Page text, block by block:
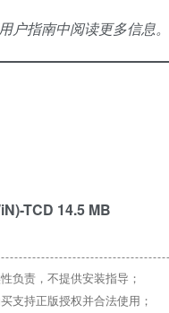
户指南中阅读更多信息。
TCD 14.5 MB
负责，不提供安装指导；
支持正版授权并合法使用；